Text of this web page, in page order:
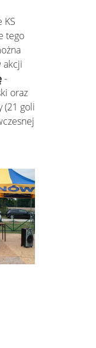
KS
tego
akcji
-
oraz
(21 goli